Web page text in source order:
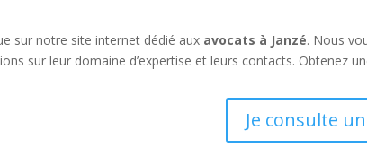
sur notre site internet dédié aux avocats à Janzé. Nous
sur leur domaine d’expertise et leurs contacts. Obtenez
Je consulte